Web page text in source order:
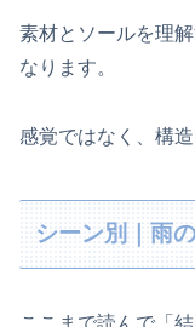
素材とソールを理
なります。
感覚ではなく、構
シーン別｜雨
ここまで読んで「